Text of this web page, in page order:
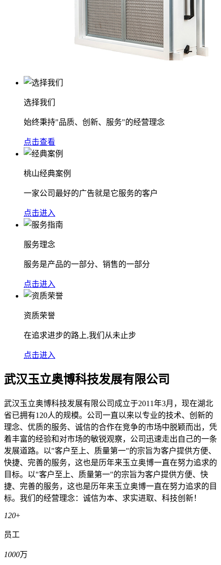
选择我们
始终秉持"品质、创新、服务"的经营理念
点击查看
桃山经典案例
一家公司最好的广告就是它服务的客户
点击进入
服务理念
服务是产品的一部分、销售的一部分
点击进入
资质荣誉
在追求进步的路上,我们从未止步
点击进入
武汉玉立奥博科技发展有限公司
武汉玉立奥博科技发展有限公司成立于2011年3月，现在湖北
省已拥有120人的规模。公司一直以来以专业的技术、创新的
理念、优质的服务、诚信的合作在竞争的市场中脱颖而出，凭
着丰富的经验和对市场的敏锐观察，公司迅速走出自己的一条
发展道路。以"客户至上、质量第一"的宗旨为客户提供方便、
快捷、完善的服务，这也是历年来玉立奥博一直在努力追求的
目标。以"客户至上、质量第一"的宗旨为客户提供方便、快
捷、完善的服务，这也是历年来玉立奥博一直在努力追求的目
标。我们的经营理念：诚信为本、求实进取、科技创新！
120+
员工
1000万